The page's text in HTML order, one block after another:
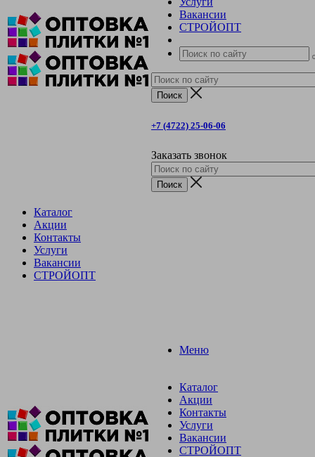
Вакансии
СТРОЙОПТ
+7 (4722) 25-06-06
Заказать звонок
Каталог
Акции
Контакты
Услуги
Вакансии
СТРОЙОПТ
Меню
Каталог
Акции
Контакты
Услуги
Вакансии
СТРОЙОПТ